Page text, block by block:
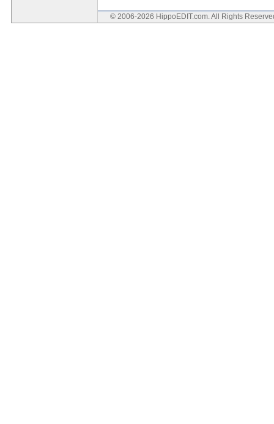
© 2006-2026 HippoEDIT.com. All Rights